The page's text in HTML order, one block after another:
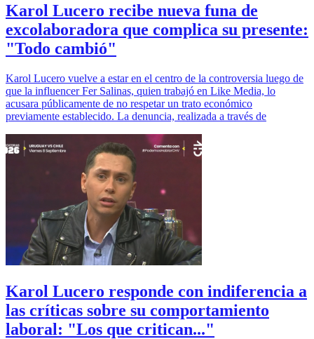
Karol Lucero recibe nueva funa de
excolaboradora que complica su presente:
"Todo cambió"
Karol Lucero vuelve a estar en el centro de la controversia luego de
que la influencer Fer Salinas, quien trabajó en Like Media, lo
acusara públicamente de no respetar un trato económico
previamente establecido. La denuncia, realizada a través de
Karol Lucero responde con indiferencia a
las críticas sobre su comportamiento
laboral: "Los que critican..."